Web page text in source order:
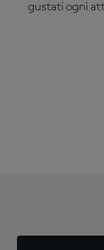
gustati ogni